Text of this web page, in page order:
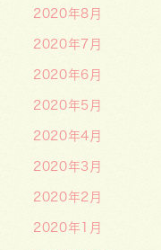
2020年8月
2020年7月
2020年6月
2020年5月
2020年4月
2020年3月
2020年2月
2020年1月